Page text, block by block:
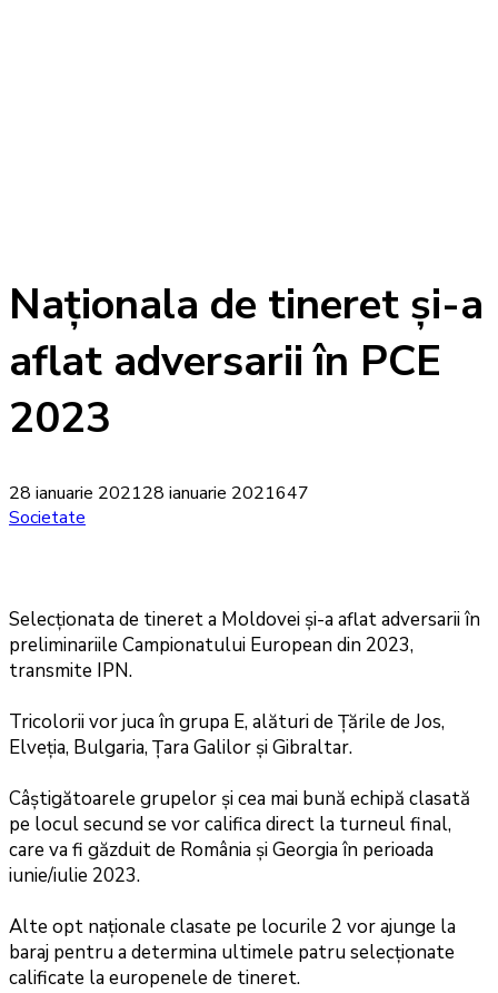
Naționala de tineret și-a
aflat adversarii în PCE
2023
28 ianuarie 202128 ianuarie 2021647
Societate
Selecționata de tineret a Moldovei și-a aflat adversarii în
preliminariile Campionatului European din 2023,
transmite IPN.
Tricolorii vor juca în grupa E, alături de Țările de Jos,
Elveția, Bulgaria, Țara Galilor și Gibraltar.
Câștigătoarele grupelor și cea mai bună echipă clasată
pe locul secund se vor califica direct la turneul final,
care va fi găzduit de România și Georgia în perioada
iunie/iulie 2023.
Alte opt naționale clasate pe locurile 2 vor ajunge la
baraj pentru a determina ultimele patru selecționate
calificate la europenele de tineret.